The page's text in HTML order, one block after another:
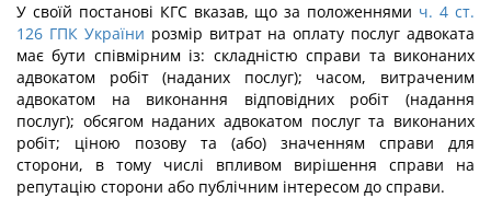
У своїй постанові КГС вказав, що за положеннями ч. 4 ст.
126 ГПК України розмір витрат на оплату послуг адвоката
має бути співмірним із: складністю справи та виконаних
адвокатом робіт (наданих послуг); часом, витраченим
адвокатом на виконання відповідних робіт (надання
послуг); обсягом наданих адвокатом послуг та виконаних
робіт; ціною позову та (або) значенням справи для
сторони, в тому числі впливом вирішення справи на
репутацію сторони або публічним інтересом до справи.